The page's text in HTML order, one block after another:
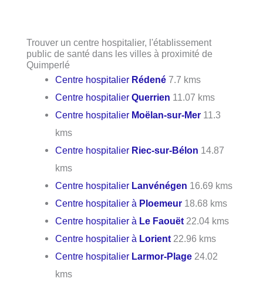
Trouver un centre hospitalier, l'établissement
public de santé dans les villes à proximité de
Quimperlé
Centre hospitalier Rédené 7.7 kms
Centre hospitalierQuerrien 11.07 kms
Centre hospitalier Moëlan-sur-Mer 11.3
kms
Centre hospitalier Riec-sur-Bélon 14.87
kms
Centre hospitalier Lanvénégen 16.69 kms
Centre hospitalier à Ploemeur 18.68 kms
Centre hospitalier à Le Faouët 22.04 kms
Centre hospitalier à Lorient 22.96 kms
Centre hospitalier Larmor-Plage 24.02
kms